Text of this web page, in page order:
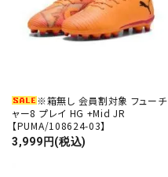
※箱無し 会員割対象 フューチ
ャー8 プレイ HG +Mid JR
【PUMA/108624-03】
3,999円(税込)